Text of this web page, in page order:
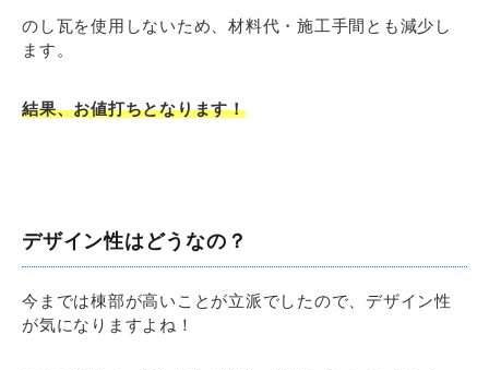
のし瓦を使用しないため、材料代・施工手間とも減少し
ます。
結果、お値打ちとなります！
デザイン性はどうなの？
今までは棟部が高いことが立派でしたので、デザイン性
が気になりますよね！